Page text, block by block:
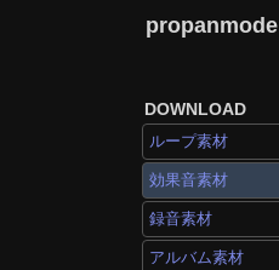
propanmode
DOWNLOAD
ループ素材
効果音素材
録音素材
アルバム素材